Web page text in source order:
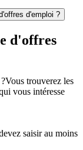
d'emploi ?
d'offres
Vous trouverez les
vous intéresse
saisir au moins